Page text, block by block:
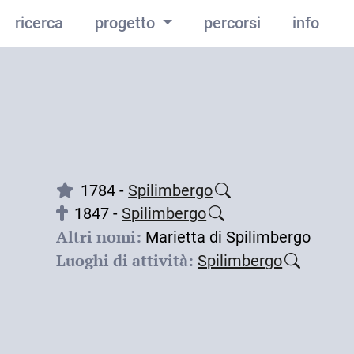
ricerca progetto percorsi info
1784 - Spilimbergo
1847 - Spilimbergo
Altri nomi: Marietta di Spilimbergo
Luoghi di attività: Spilimbergo